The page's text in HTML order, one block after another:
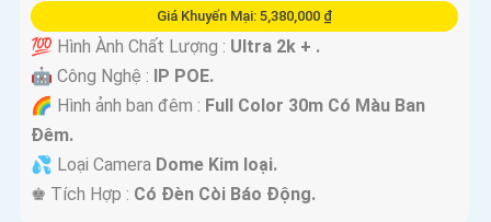
Giá Khuyến Mại: 5,380,000 ₫
💯 Hình Ành Chất Lượng : Ultra 2k + .
🤖️ Công Nghệ :
IP POE.
🌈 Hình ảnh ban đêm : Full Color 30m Có Màu Ban
Ðêm.
💦 Loại Camera Dome Kim loại.
️♚ Tích Hợp : Có Ðèn Còi Báo Động.